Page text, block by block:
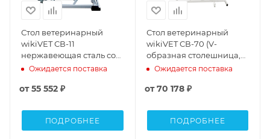
Стол ветеринарный
wikiVET СВ-11
нержавеющая сталь со
штативом,
Ожидается поставка
от55 552 ₽
ПОДРОБНЕЕ
Стол ветеринарный
wikiVET СВ-70 (V-
образная столешница,
электропривод)
Ожидается поставка
от70 178 ₽
ПОДРОБНЕЕ